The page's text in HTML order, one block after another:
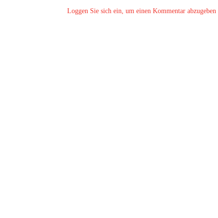
Loggen Sie sich ein, um einen Kommentar abzugeben